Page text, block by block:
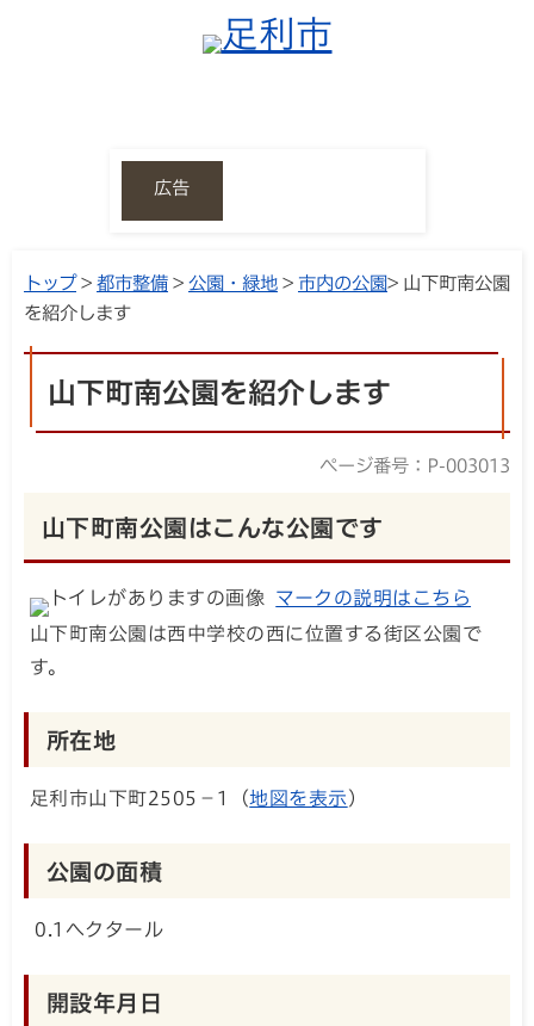
広告
トップ> 都市整備 > 公園・緑地 > 市内の公園> 山下町南公園
を紹介します
山下町南公園を紹介します
ページ番号：P-003013
山下町南公園はこんな公園です
マークの説明はこちら
山下町南公園は西中学校の西に位置する街区公園で
す。
所在地
足利市山下町2505－1（地図を表示 ）
公園の面積
0.1ヘクタール
開設年月日